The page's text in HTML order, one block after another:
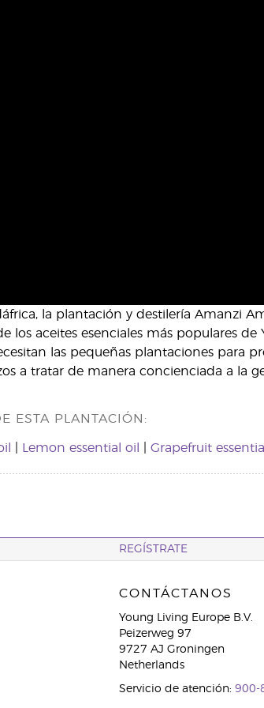
la plantación y destilería Amanzi
aceites esenciales más populares de
las pequeñas plantaciones para
a tratar de manera concienciada a la
ESTA PLANTACIÓN:
Lemon essential oil Grapefruit
REGÍSTRATE
CONTÁCTANOS
Young Living Europe B.V.
Peizerweg 97
9727 AJ Groningen
Netherlands
Servicio de atención: 900-